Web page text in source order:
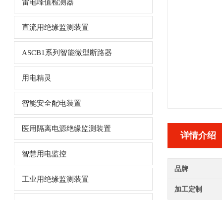
雷电峰值检测器
直流用绝缘监测装置
ASCB1系列智能微型断路器
用电精灵
智能安全配电装置
医用隔离电源绝缘监测装置
智慧用电监控
工业用绝缘监测装置
详情介绍
品牌
加工定制